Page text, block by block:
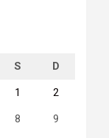
S D
1 2
8 9